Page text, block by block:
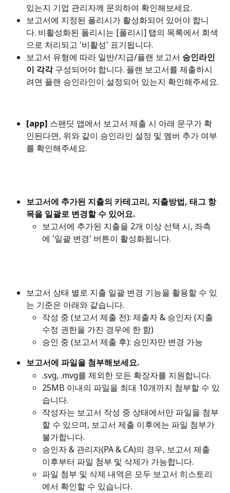
있는지 기업 관리자께 문의하여 확인해보세요.
보고서에 지정된 폴리시가 활성화되어 있어야 합니
다. 비활성화된 폴리시는 [폴리시] 탭의 목록에서 회색
으로 처리되고 '비활성' 표기됩니다.
보고서 유형에 따라 일반/지급/플랜 보고서 승인라인
이 각각 구성되어야 합니다. 플랜 보고서를 제출하시
려면 플랜 승인라인이 설정되어 있는지 확인해주세요.
[app] 스팬딧 앱에서 보고서 제출 시 아래 문구가 확
인된다면, 위와 같이 승인라인 설정 및 멤버 추가 여부
를 확인해주세요.
보고서에 추가된 지출의 카테고리, 지출방법, 태그 항
목을 일괄로 변경할 수 있어요.
보고서에 추가된 지출을 2개 이상 선택 시, 좌측
에 '일괄 변경' 버튼이 활성화됩니다.
보고서 상태 별로 지출 일괄 변경 기능을 활용할 수 있
는 기준은 아래와 같습니다.
작성 중 (보고서 제출 전): 제출자 & 승인자 (지출
수정 권한을 가진 경우에 한 함)
승인 중 (보고서 제출 후): 승인자만 변경 가능
보고서에 파일을 첨부해보세요.
.svg, .mvg를 제외한 모든 확장자​를 지원합니다.
25MB 이내의 파일을 최대 10개까지 첨부할 수 있
습니다.
작성자는 보고서 작성 중 상태에서만 파일을 첨부
할 수 있으며, 보고서 제출 이후에는 파일 첨부가
불가합니다.
승인자 & 관리자(PA & CA)의 경우, 보고서 제출
이후부터 파일 첨부 및 삭제가 가능합니다.
파일 첨부 및 삭제 내역은 모두 보고서 히스토리
에서 확인할 수 있습니다.